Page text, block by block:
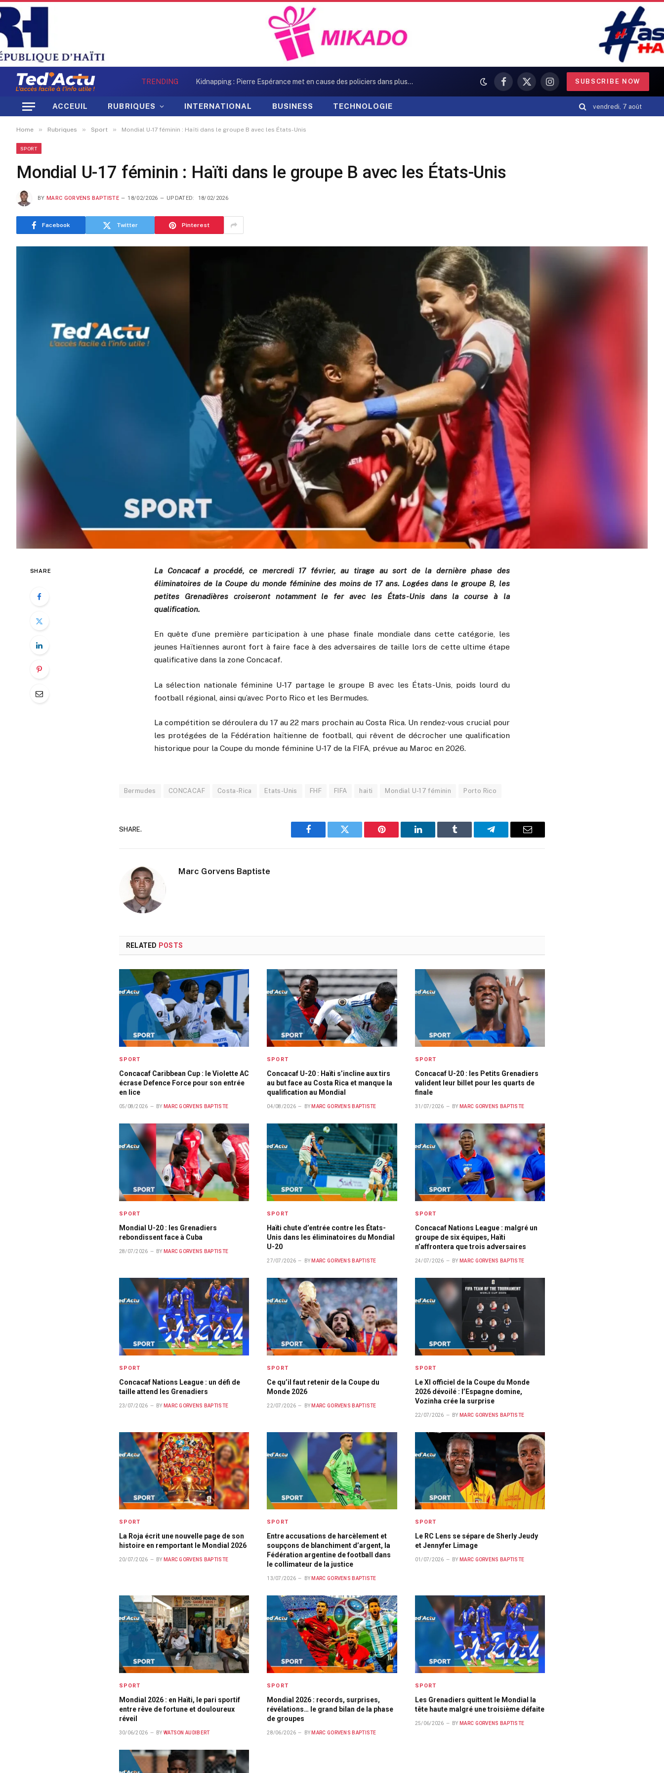
TRENDING Kidnapping : Pierre Espérance met en cause des policiers dans plusieurs enlèvements
Facebook
X
(Twitter)
Instagram
SUBSCRIBE NOW
ACCEUIL RUBRIQUES INTERNATIONAL BUSINESS TECHNOLOGIE vendredi, 7 août
Home » Rubriques » Sport » Mondial U-17 féminin : Haïti dans le groupe B avec les États-Unis
SPORT
Mondial U-17 féminin : Haïti dans le groupe B avec les États-Unis
BY MARC GORVENS BAPTISTE 18/02/2026 UPDATED: 18/02/2026
Facebook Twitter Pinterest
SHARE
La Concacaf a procédé, ce mercredi 17 février, au tirage au sort de la dernière phase des
éliminatoires de la Coupe du monde féminine des moins de 17 ans. Logées dans le groupe B, les
petites Grenadières croiseront notamment le fer avec les États-Unis dans la course à la
qualification.
En quête d’une première participation à une phase finale mondiale dans cette catégorie, les
jeunes Haïtiennes auront fort à faire face à des adversaires de taille lors de cette ultime étape
qualificative dans la zone Concacaf.
La sélection nationale féminine U-17 partage le groupe B avec les États-Unis, poids lourd du
football régional, ainsi qu’avec Porto Rico et les Bermudes.
La compétition se déroulera du 17 au 22 mars prochain au Costa Rica. Un rendez-vous crucial pour
les protégées de la Fédération haïtienne de football, qui rêvent de décrocher une qualification
historique pour la Coupe du monde féminine U-17 de la FIFA, prévue au Maroc en 2026.
Bermudes CONCACAF Costa-Rica Etats-Unis FHF FIFA haiti Mondial U-17 féminin Porto Rico
SHARE.
Facebook Twitter Pinterest LinkedIn Tumblr Telegram Email
Marc Gorvens Baptiste
RELATED POSTS
SPORT
Concacaf Caribbean Cup : le Violette AC
écrase Defence Force pour son entrée
en lice
05/08/2026 BY MARC GORVENS BAPTISTE
SPORT
Concacaf U-20 : Haïti s’incline aux tirs
au but face au Costa Rica et manque la
qualification au Mondial
04/08/2026 BY MARC GORVENS BAPTISTE
SPORT
Concacaf U-20 : les Petits Grenadiers
valident leur billet pour les quarts de
finale
31/07/2026 BY MARC GORVENS BAPTISTE
SPORT
Mondial U-20 : les Grenadiers
rebondissent face à Cuba
28/07/2026 BY MARC GORVENS BAPTISTE
SPORT
Haïti chute d’entrée contre les États-
Unis dans les éliminatoires du Mondial
U-20
27/07/2026 BY MARC GORVENS BAPTISTE
SPORT
Concacaf Nations League : malgré un
groupe de six équipes, Haïti
n’affrontera que trois adversaires
24/07/2026 BY MARC GORVENS BAPTISTE
SPORT
Concacaf Nations League : un défi de
taille attend les Grenadiers
23/07/2026 BY MARC GORVENS BAPTISTE
SPORT
Ce qu’il faut retenir de la Coupe du
Monde 2026
22/07/2026 BY MARC GORVENS BAPTISTE
SPORT
Le XI officiel de la Coupe du Monde
2026 dévoilé : l’Espagne domine,
Vozinha crée la surprise
22/07/2026 BY MARC GORVENS BAPTISTE
SPORT
La Roja écrit une nouvelle page de son
histoire en remportant le Mondial 2026
20/07/2026 BY MARC GORVENS BAPTISTE
SPORT
Entre accusations de harcèlement et
soupçons de blanchiment d’argent, la
Fédération argentine de football dans
le collimateur de la justice
13/07/2026 BY MARC GORVENS BAPTISTE
SPORT
Le RC Lens se sépare de Sherly Jeudy
et Jennyfer Limage
01/07/2026 BY MARC GORVENS BAPTISTE
SPORT
Mondial 2026 : en Haïti, le pari sportif
entre rêve de fortune et douloureux
réveil
30/06/2026 BY WATSON AUDIBERT
SPORT
Mondial 2026 : records, surprises,
révélations… le grand bilan de la phase
de groupes
28/06/2026 BY MARC GORVENS BAPTISTE
SPORT
Les Grenadiers quittent le Mondial la
tête haute malgré une troisième défaite
25/06/2026 BY MARC GORVENS BAPTISTE